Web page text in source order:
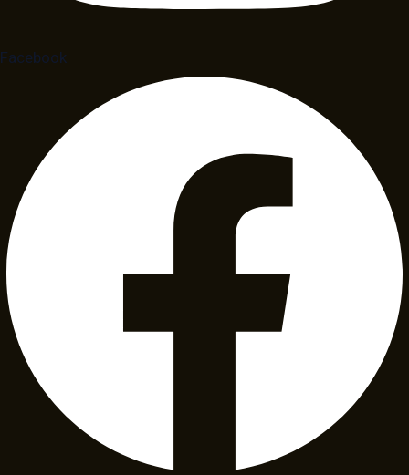
Facebook